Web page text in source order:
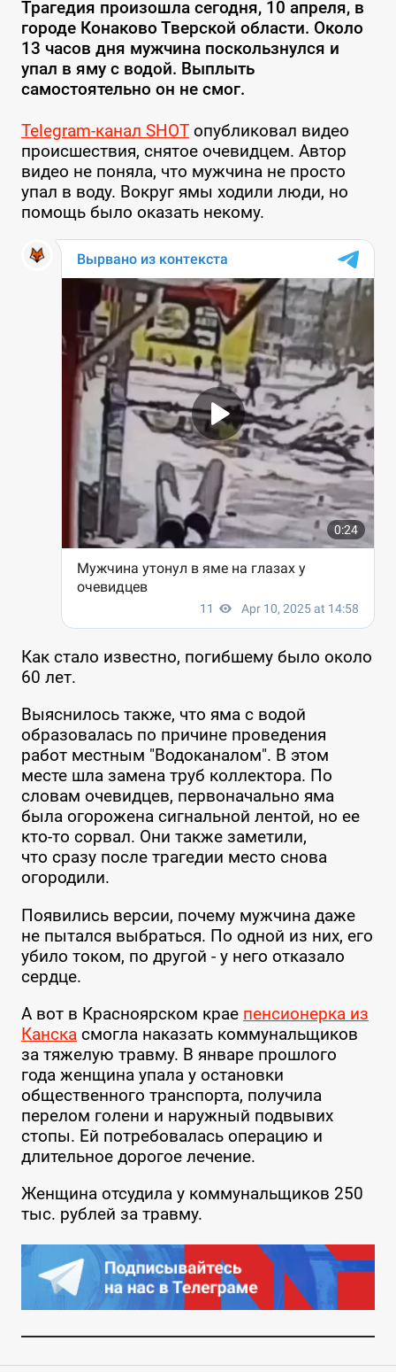
Трагедия произошла сегодня, 10 апреля, в
городе Конаково Тверской области. Около
13 часов дня мужчина поскользнулся и
упал в яму с водой. Выплыть
самостоятельно он не смог.
Telegram-канал SHOTопубликовал видео
происшествия, снятое очевидцем. Автор
видео не поняла, что мужчина не просто
упал в воду. Вокруг ямы ходили люди, но
помощь было оказать некому.
Как стало известно, погибшему было около
60 лет.
Выяснилось также, что яма с водой
образовалась по причине проведения
работ местным "Водоканалом". В этом
месте шла замена труб коллектора. По
словам очевидцев, первоначально яма
была огорожена сигнальной лентой, но ее
кто-то сорвал. Они также заметили,
что сразу после трагедии место снова
огородили.
Появились версии, почему мужчина даже
не пытался выбраться. По одной из них, его
убило током, по другой - у него отказало
сердце.
А вот в Красноярском крае пенсионерка из
Канскасмогла наказать коммунальщиков
за тяжелую травму. В январе прошлого
года женщина упала у остановки
общественного транспорта, получила
перелом голени и наружный подвывих
стопы. Ей потребовалась операцию и
длительное дорогое лечение.
Женщина отсудила у коммунальщиков 250
тыс. рублей за травму.